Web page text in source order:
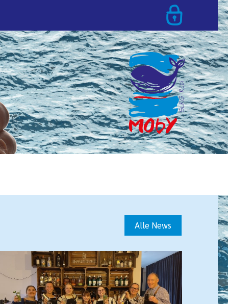
Alle News